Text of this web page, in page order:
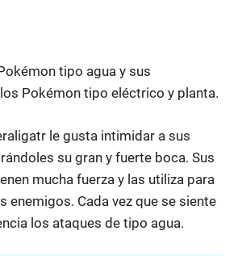
tipo agua y sus
Pokémon tipo eléctrico y planta.
le gusta intimidar a sus
su gran y fuerte boca. Sus
mucha fuerza y las utiliza para
enemigos. Cada vez que se siente
los ataques de tipo agua.